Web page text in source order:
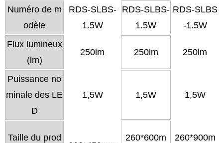
Numéro de m
odèle
RDS-SLBS-
1.5W
RDS-SLBS-
1.5W
RDS-SLBS
-1.5W
Flux lumineux
(lm)
250lm 250lm 250lm
Puissance no
minale des LE
D
1,5W 1,5W 1,5W
Taille du prod
260*600m
260*900m